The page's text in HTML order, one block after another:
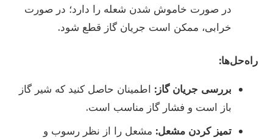
در صورت خاموش شدن شعله را دارد؛ در صورت
خرابی، ممکن است جریان گاز قطع شود.
راه‌حل‌ها:
بررسی جریان گاز: اطمینان حاصل کنید که شیر گاز
باز است و فشار گاز مناسب است.
تمیز کردن مشعل: مشعل را از نظر رسوب و